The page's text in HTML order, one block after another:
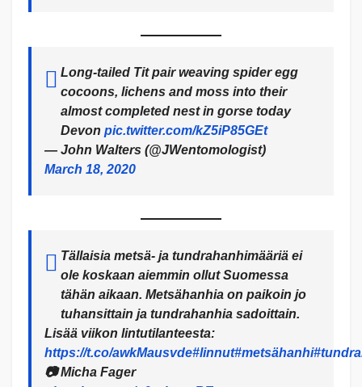
Long-tailed Tit pair weaving spider egg
cocoons, lichens and moss into their
almost completed nest in gorse today
Devon pic.twitter.com/kZ5iP85GEt
— John Walters (@JWentomologist)
March 18, 2020
Tällaisia metsä- ja tundrahanhimääriä ei
ole koskaan aiemmin ollut Suomessa
tähän aikaan. Metsähanhia on paikoin jo
tuhansittain ja tundrahanhia sadoittain.
Lisää viikon lintutilanteesta:
https://t.co/awkMausvde#linnut#metsähanhi
📷 Micha Fager